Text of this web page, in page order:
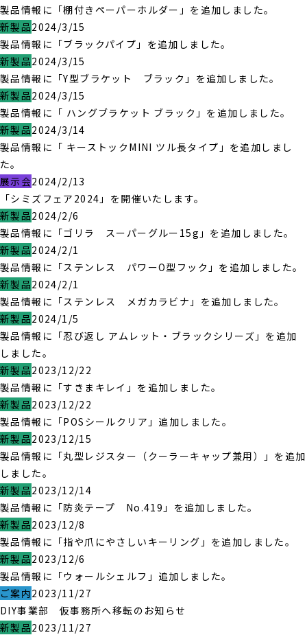
製品情報に「棚付きペーパーホルダー」を追加しました。
新製品2024/3/15
製品情報に「ブラックパイプ」を追加しました。
新製品2024/3/15
製品情報に「Y型ブラケット ブラック」を追加しました。
新製品2024/3/15
製品情報に「 ハングブラケット ブラック」を追加しました。
新製品2024/3/14
製品情報に「 キーストックMINI ツル長タイプ」を追加しまし
た。
展示会2024/2/13
「シミズフェア2024」を開催いたします。
新製品2024/2/6
製品情報に「ゴリラ スーパーグルー15g」を追加しました。
新製品2024/2/1
製品情報に「ステンレス パワーO型フック」を追加しました。
新製品2024/2/1
製品情報に「ステンレス メガカラビナ」を追加しました。
新製品2024/1/5
製品情報に「忍び返し アムレット・ブラックシリーズ」を追加
しました。
新製品2023/12/22
製品情報に「すきまキレイ」を追加しました。
新製品2023/12/22
製品情報に「POSシールクリア」追加しました。
新製品2023/12/15
製品情報に「丸型レジスター（クーラーキャップ兼用）」を追加
しました。
新製品2023/12/14
製品情報に「防炎テープ No.419」を追加しました。
新製品2023/12/8
製品情報に「指や爪にやさしいキーリング」を追加しました。
新製品2023/12/6
製品情報に「ウォールシェルフ」追加しました。
ご案内2023/11/27
DIY事業部 仮事務所へ移転のお知らせ
新製品2023/11/27